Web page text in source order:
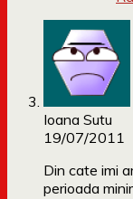
Ioana Sutu
19/07/2011
Din cate imi
perioada